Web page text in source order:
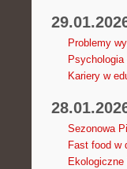
Problemy
Kariery w
Sezonowa
Fast food w